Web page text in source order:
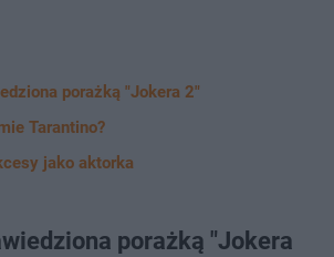
porażką "Jokera 2"
Tarantino?
jako aktorka
porażką "Jokera